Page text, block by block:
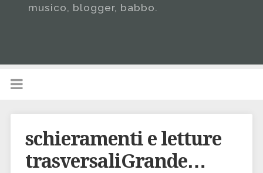
musico, blogger, babbo.
schieramenti e letture
trasversaliGrande…